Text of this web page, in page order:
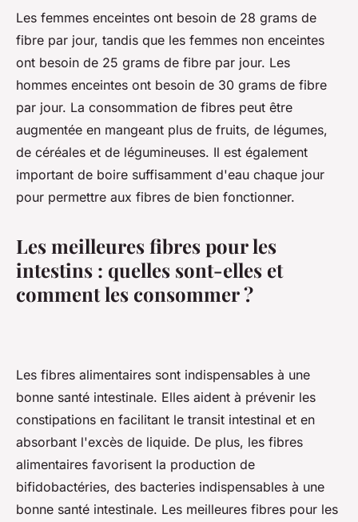
Les femmes enceintes ont besoin de 28 grams de
fibre par jour, tandis que les femmes non enceintes
ont besoin de 25 grams de fibre par jour. Les
hommes enceintes ont besoin de 30 grams de fibre
par jour. La consommation de fibres peut être
augmentée en mangeant plus de fruits, de légumes,
de céréales et de légumineuses. Il est également
important de boire suffisamment d'eau chaque jour
pour permettre aux fibres de bien fonctionner.
Les meilleures fibres pour les
intestins : quelles sont-elles et
comment les consommer ?
Les fibres alimentaires sont indispensables à une
bonne santé intestinale. Elles aident à prévenir les
constipations en facilitant le transit intestinal et en
absorbant l'excès de liquide. De plus, les fibres
alimentaires favorisent la production de
bifidobactéries, des bacteries indispensables à une
bonne santé intestinale. Les meilleures fibres pour les